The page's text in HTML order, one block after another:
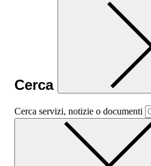
Cerca
Cerca servizi, notizie o documenti